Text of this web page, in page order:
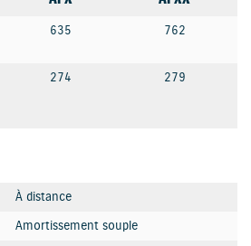
635 762
274 279
À distance
Amortissement souple